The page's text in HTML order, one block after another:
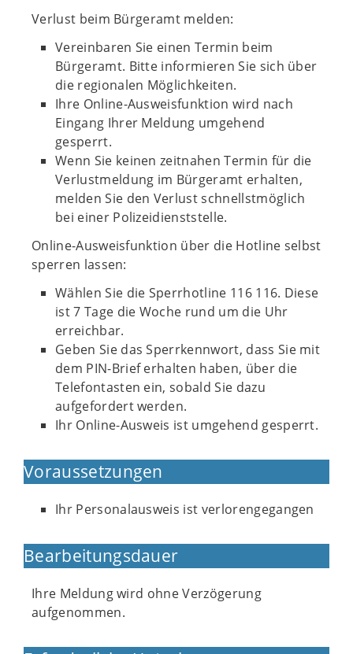
Verlust beim Bürgeramt melden:
Vereinbaren Sie einen Termin beim
Bürgeramt. Bitte informieren Sie sich über
die regionalen Möglichkeiten.
Ihre Online-Ausweisfunktion wird nach
Eingang Ihrer Meldung umgehend
gesperrt.
Wenn Sie keinen zeitnahen Termin für die
Verlustmeldung im Bürgeramt erhalten,
melden Sie den Verlust schnellstmöglich
bei einer Polizeidienststelle.
Online-Ausweisfunktion über die Hotline selbst
sperren lassen:
Wählen Sie die Sperrhotline 116 116. Diese
ist 7 Tage die Woche rund um die Uhr
erreichbar.
Geben Sie das Sperrkennwort, dass Sie mit
dem PIN-Brief erhalten haben, über die
Telefontasten ein, sobald Sie dazu
aufgefordert werden.
Ihr Online-Ausweis ist umgehend gesperrt.
Voraussetzungen
Ihr Personalausweis ist verlorengegangen
Bearbeitungsdauer
Ihre Meldung wird ohne Verzögerung
aufgenommen.